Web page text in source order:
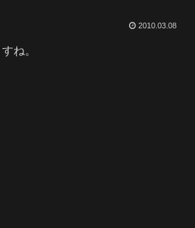
2010.03.08
ね。